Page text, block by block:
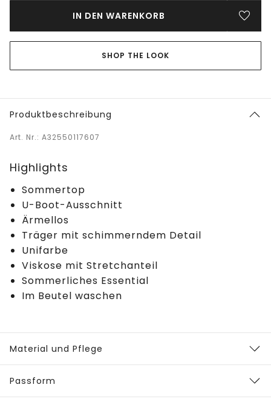
IN DEN WARENKORB
SHOP THE LOOK
Produktbeschreibung
Art. Nr.: A32550117607
Highlights
Sommertop
U-Boot-Ausschnitt
Ärmellos
Träger mit schimmerndem Detail
Unifarbe
Viskose mit Stretchanteil
Sommerliches Essential
Im Beutel waschen
Material und Pflege
Passform